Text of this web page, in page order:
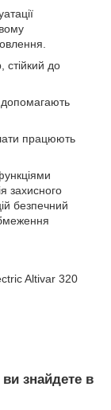
до
допомагають
працюють
захисного
безпечний
Altivar 320
знайдете в